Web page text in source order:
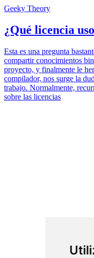
Geeky Theory
¿Qué licencia
Esta es una pregunta
compartir conocimientos
proyecto, y finalmente le
compilador, nos surge la
trabajo. Normalmente,
sobre las licencias